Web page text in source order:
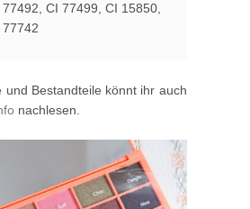
CI 77499, CI 15850,
und Bestandteile könnt ihr auch
nachlesen.